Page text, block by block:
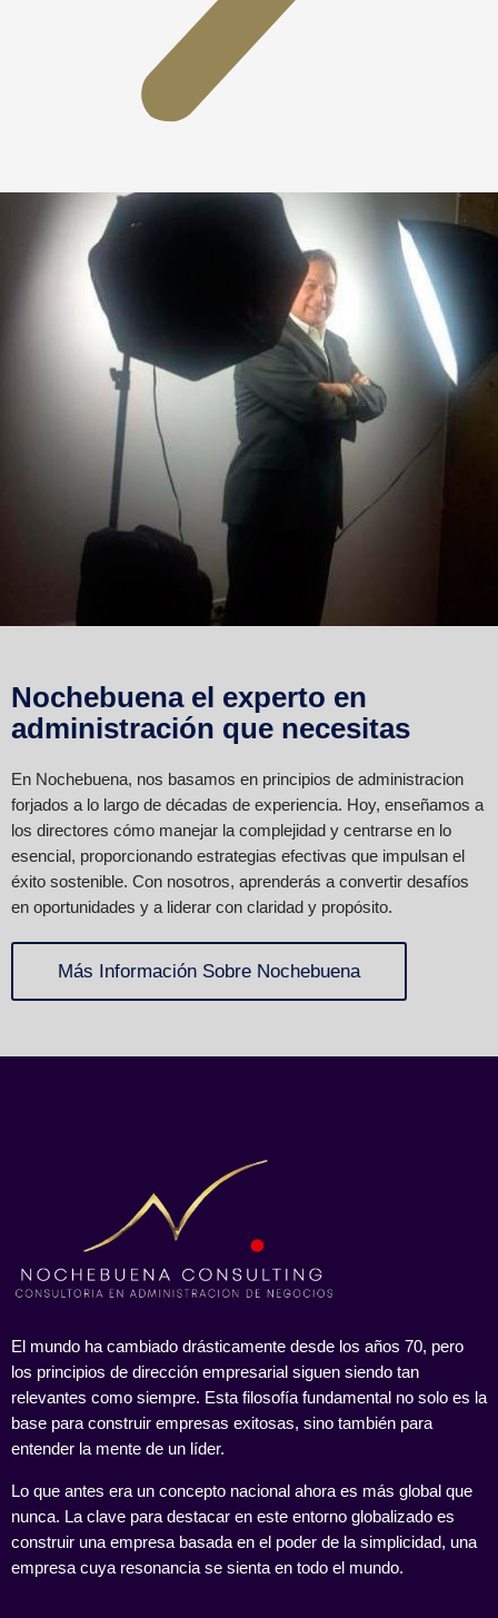
Nochebuena el experto en
administración que necesitas
En Nochebuena, nos basamos en principios de administracion
forjados a lo largo de décadas de experiencia. Hoy, enseñamos a
los directores cómo manejar la complejidad y centrarse en lo
esencial, proporcionando estrategias efectivas que impulsan el
éxito sostenible. Con nosotros, aprenderás a convertir desafíos
en oportunidades y a liderar con claridad y propósito.
Más Información Sobre Nochebuena
El mundo ha cambiado drásticamente desde los años 70, pero
los principios de dirección empresarial siguen siendo tan
relevantes como siempre. Esta filosofía fundamental no solo es la
base para construir empresas exitosas, sino también para
entender la mente de un líder.
Lo que antes era un concepto nacional ahora es más global que
nunca. La clave para destacar en este entorno globalizado es
construir una empresa basada en el poder de la simplicidad, una
empresa cuya resonancia se sienta en todo el mundo.